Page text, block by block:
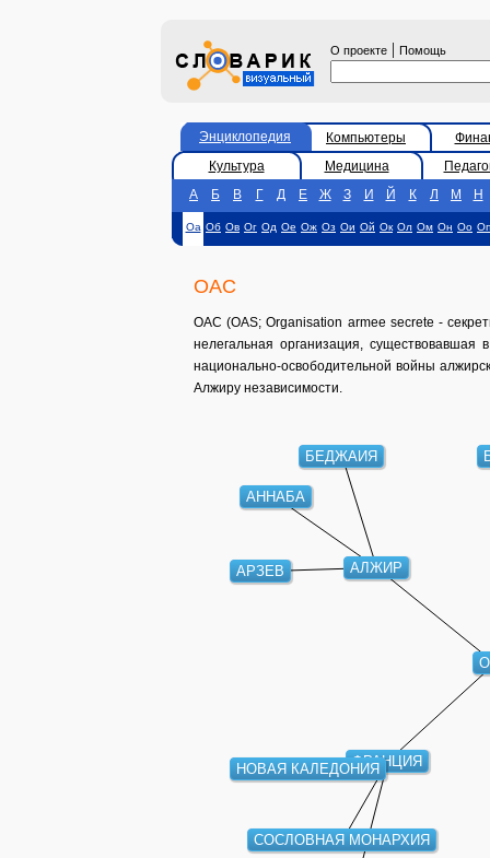
О проекте | Помощь
Энциклопедия Компьютеры
Культура
Медицина
А
Б В Г Д Е Ж З И Й К Л М Н
Оа Об Ов Ог Од Ое Ож Оз Ои Ой Ок Ол Ом Он Оо Оп
ОАС
ОАС (OAS; Organisation armee secrete -
нелегальная организация,
национально-освободительной войны
Алжиру независимости.
АЛЖИР
ФРАНЦИЯ
АРЗЕВ
АННАБА
БЕДЖАИЯ
СОСЛОВНАЯ МОНАРХИЯ
НОВАЯ КАЛЕДОНИЯ